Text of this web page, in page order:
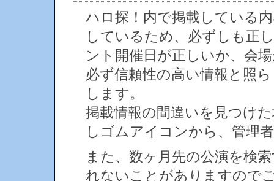
ハロ探！内で掲載している
しているため、必ずしも正
ント開催日が正しいか、会
必ず信頼性の高い情報と照
します。
掲載情報の間違いを見つけ
しゴムアイコンから、管理
また、数ヶ月先の公演を検
れないことがありますので